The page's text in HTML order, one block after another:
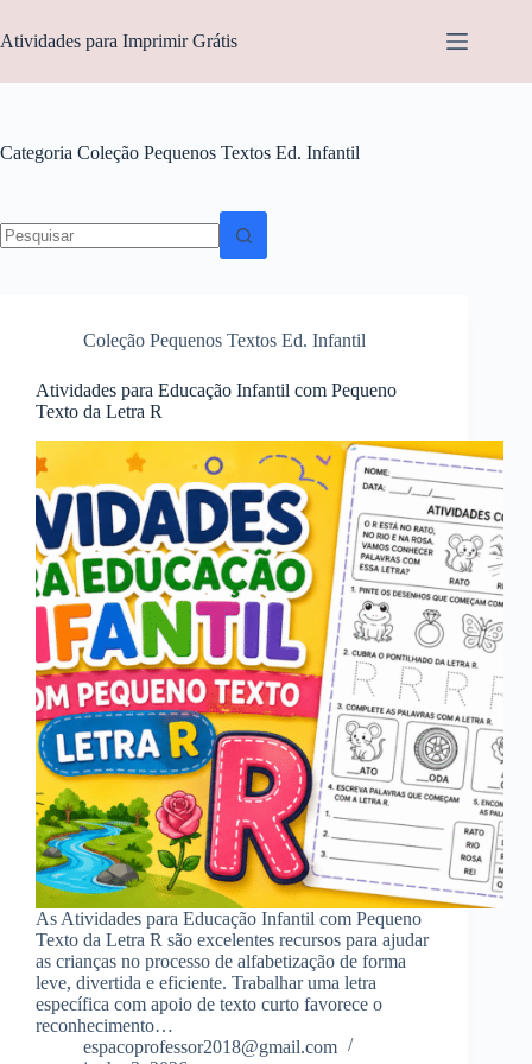
para
o
Atividades para Imprimir Grátis
Categoria Coleção Pequenos Textos Ed. Infantil
Coleção Pequenos Textos Ed. Infantil
Atividades para Educação Infantil com Pequeno
Texto da Letra R
As Atividades para Educação Infantil com Pequeno
Texto da Letra R são excelentes recursos para ajudar
as crianças no processo de alfabetização de forma
leve, divertida e eficiente. Trabalhar uma letra
específica com apoio de texto curto favorece o
reconhecimento…
espacoprofessor2018@gmail.com